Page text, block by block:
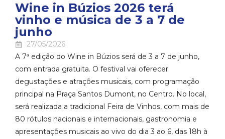
Wine in Búzios 2026 terá
vinho e música de 3 a 7 de
junho
27/05/2026
A 7ª edição do Wine in Búzios será de 3 a 7 de junho,
com entrada gratuita. O festival vai oferecer
degustações e atrações musicais, com programação
principal na Praça Santos Dumont, no Centro. No local,
será realizada a tradicional Feira de Vinhos, com mais de
80 rótulos nacionais e internacionais, gastronomia e
apresentações musicais ao vivo do dia 3 ao 6, das 18h à